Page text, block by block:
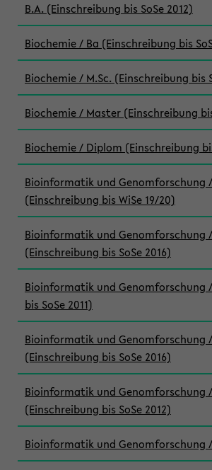
B.A. (Einschreibung bis SoSe 2012)
Biochemie / Ba (Einschreibung bis
Biochemie / M.Sc. (Einschreibung bis
Biochemie / Master (Einschreibung
Biochemie / Diplom (Einschreibung
Bioinformatik und Genomforschung /
(Einschreibung bis WiSe 19/20)
Bioinformatik und Genomforschung /
(Einschreibung bis SoSe 2016)
Bioinformatik und Genomforschung
bis SoSe 2011)
Bioinformatik und Genomforschung /
(Einschreibung bis SoSe 2016)
Bioinformatik und Genomforschung
(Einschreibung bis SoSe 2012)
Bioinformatik und Genomforschung